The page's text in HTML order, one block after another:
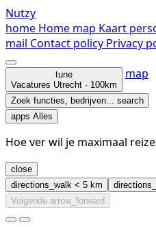
Nutzy
home Home map Kaart
mail Contact policy Privacy
tune
Vacatures Utrecht · 100km
map
Zoek functies, bedrijven... search
apps Alles
Hoe ver wil je maximaal
close
directions_walk < 5 km
Volgende arrow_forward